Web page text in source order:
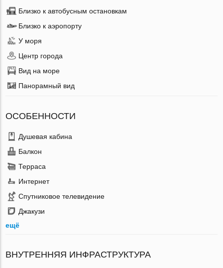
Близко к автобусным остановкам
Близко к аэропорту
У моря
Центр города
Вид на море
Панорамный вид
ОСОБЕННОСТИ
Душевая кабина
Балкон
Терраса
Интернет
Спутниковое телевидение
Джакузи
ещё
ВНУТРЕННЯЯ ИНФРАСТРУКТУРА